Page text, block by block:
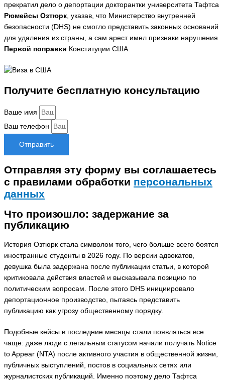
прекратил дело о депортации докторантки университета Тафтса
Рюмейсы Озтюрк , указав, что Министерство внутренней
безопасности (DHS) не смогло представить законных оснований
для удаления из страны, а сам арест имел признаки нарушения
Первой поправки Конституции США.
Получите бесплатную консультацию
Ваше имя
Ваш телефон
Отправить
Отправляя эту форму вы соглашаетесь
с правилами обработки персональных
данных
Что произошло: задержание за
публикацию
История Озтюрк стала символом того, чего больше всего боятся
иностранные студенты в 2026 году. По версии адвокатов,
девушка была задержана после публикации статьи, в которой
критиковала действия властей и высказывала позицию по
политическим вопросам. После этого DHS инициировало
депортационное производство, пытаясь представить
публикацию как угрозу общественному порядку.
Подобные кейсы в последние месяцы стали появляться все
чаще: даже люди с легальным статусом начали получать Notice
to Appear (NTA) после активного участия в общественной жизни,
публичных выступлений, постов в социальных сетях или
журналистских публикаций. Именно поэтому дело Тафтса